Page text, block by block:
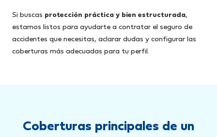
Si buscas protección práctica y bien estructurada,
estamos listos para ayudarte a contratar el seguro de
accidentes que necesitas, aclarar dudas y configurar las
coberturas más adecuadas para tu perfil.
Coberturas principales de un